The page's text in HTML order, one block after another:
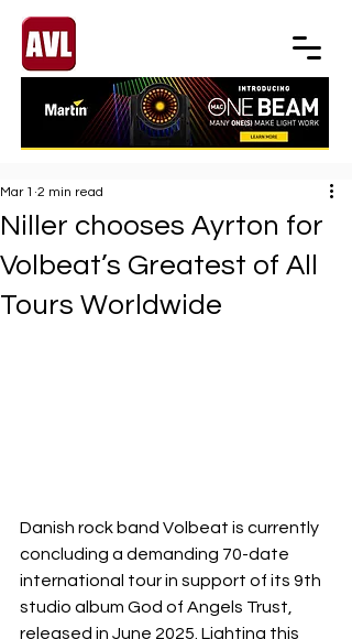
Niller chooses Ayrton for
Volbeat’s Greatest of All
Tours Worldwide
Mar 1 2 min read
Danish rock band Volbeat is currently
concluding a demanding 70-date
international tour in support of its 9th
studio album God of Angels Trust,
released in June 2025. Lighting this